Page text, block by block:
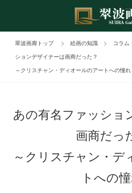
翠波画廊トップ 絵画の知識 コラム
ションデザイナーは画商だった？
～クリスチャン・ディオールのアートへの憧れ
あの有名ファッショ
画商だっ
～クリスチャン・デ
トへの